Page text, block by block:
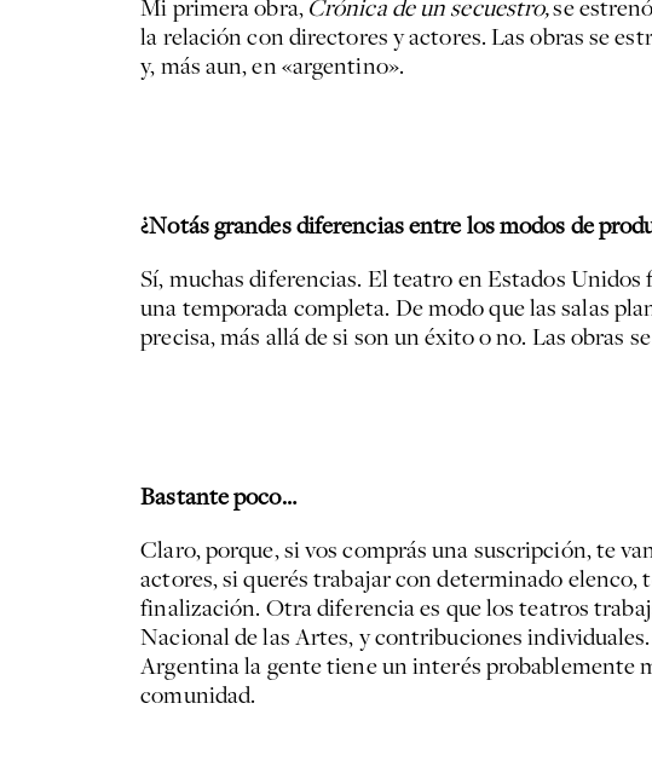
Mi primera obra,Crónica de un secuestro,se
la relación con directores y actores. Las obras se
y, más aun, en «argentino».
¿Notás grandes diferencias entre los modos de
Sí, muchas diferencias. El teatro en Estados
una temporada completa. De modo que las salas
precisa, más allá de si son un éxito o no. Las obras
Bastante poco…
Claro, porque, si vos comprás una suscripción, te
actores, si querés trabajar con determinado
finalización. Otra diferencia es que los teatros
Nacional de las Artes, y contribuciones
Argentina la gente tiene un interés probablemente
comunidad.